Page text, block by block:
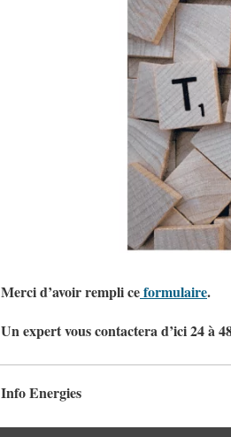
Merci d’avoir rempli ceformulaire.
Un expert vous contactera d’ici 24 à
Info Energies